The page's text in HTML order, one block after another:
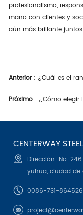
profesionalismo,
mano con clientes y
aún más brillante juntos.
Anterior: ¿Cuál es el rango de
Próximo: ¿Cómo elegir las pilas
CENTERWAY
Dirección: No.
yuhua, ciudad de
0086-731-